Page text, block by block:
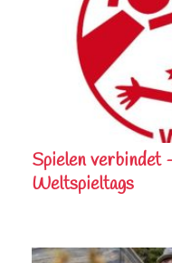
Spielen verbindet
Weltspieltags